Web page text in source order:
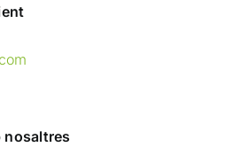
nosaltres